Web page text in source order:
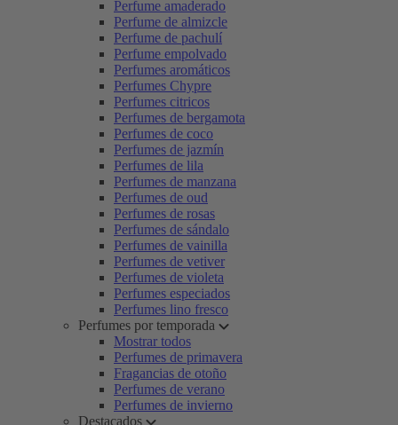
Perfume amaderado
Perfume de almizcle
Perfume de pachulí
Perfume empolvado
Perfumes aromáticos
Perfumes Chypre
Perfumes citricos
Perfumes de bergamota
Perfumes de coco
Perfumes de jazmín
Perfumes de lila
Perfumes de manzana
Perfumes de oud
Perfumes de rosas
Perfumes de sándalo
Perfumes de vainilla
Perfumes de vetiver
Perfumes de violeta
Perfumes especiados
Perfumes lino fresco
Perfumes por temporada
Mostrar todos
Perfumes de primavera
Fragancias de otoño
Perfumes de verano
Perfumes de invierno
Destacados